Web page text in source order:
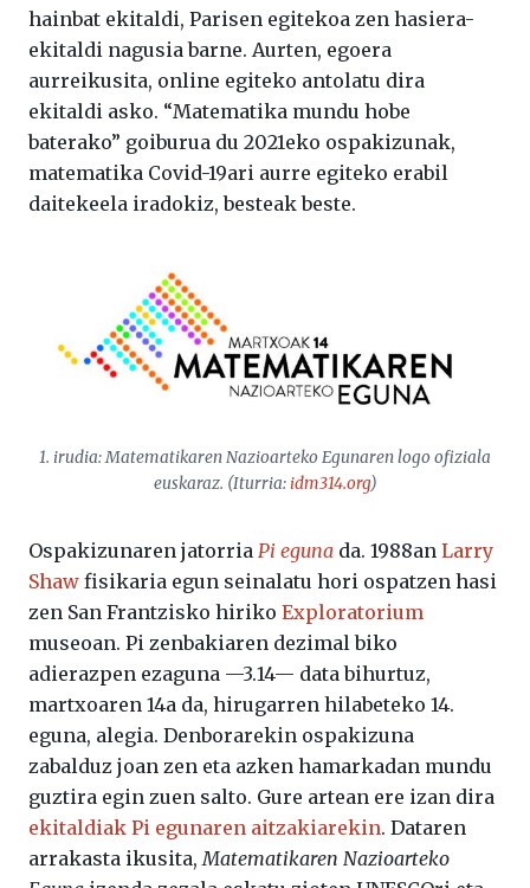
hainbat ekitaldi, Parisen egitekoa zen hasiera-
ekitaldi nagusia barne. Aurten, egoera
aurreikusita, online egiteko antolatu dira
ekitaldi asko. “Matematika mundu hobe
baterako” goiburua du 2021eko ospakizunak,
matematika Covid-19ari aurre egiteko erabil
daitekeela iradokiz, besteak beste.
1. irudia: Matematikaren Nazioarteko Egunaren logo ofiziala
euskaraz. (Iturria: idm314.org)
Ospakizunaren jatorria Pi eguna da. 1988an Larry
Shaw fisikaria egun seinalatu hori ospatzen hasi
zen San Frantzisko hiriko Exploratorium
museoan. Pi zenbakiaren dezimal biko
adierazpen ezaguna —3.14— data bihurtuz,
martxoaren 14a da, hirugarren hilabeteko 14.
eguna, alegia. Denborarekin ospakizuna
zabalduz joan zen eta azken hamarkadan mundu
guztira egin zuen salto. Gure artean ere izan dira
ekitaldiak Pi egunaren aitzakiarekin. Dataren
arrakasta ikusita, Matematikaren Nazioarteko